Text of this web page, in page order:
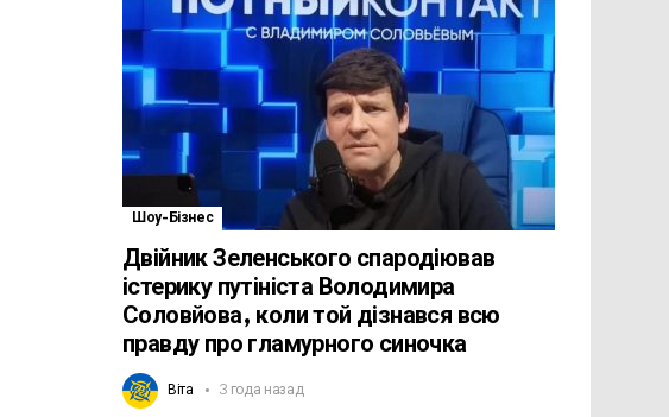
Шоу-Бізнес
Двійник Зеленського спародіював
істерику путініста Володимира
Соловйова, коли той дізнався всю
правду про гламурного синочка
Віта 3 года назад